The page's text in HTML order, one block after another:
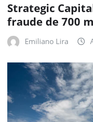
Strategic
fraude de 700
Emiliano Lira